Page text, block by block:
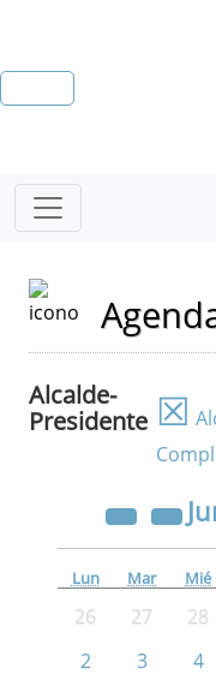
Alcalde-
Presidente ☒
Lun Mar Mié
26 27 28
2
3 4